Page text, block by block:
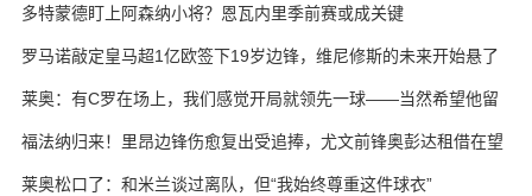
多特蒙德盯上阿森纳小将？恩瓦内里季前赛或成关键
罗马诺敲定皇马超1亿欧签下19岁边锋，维尼修斯的未来开始悬了
莱奥：有C罗在场上，我们感觉开局就领先一球——当然希望他留
下
福法纳归来！里昂边锋伤愈复出受追捧，尤文前锋奥彭达租借在望
莱奥松口了：和米兰谈过离队，但“我始终尊重这件球衣”